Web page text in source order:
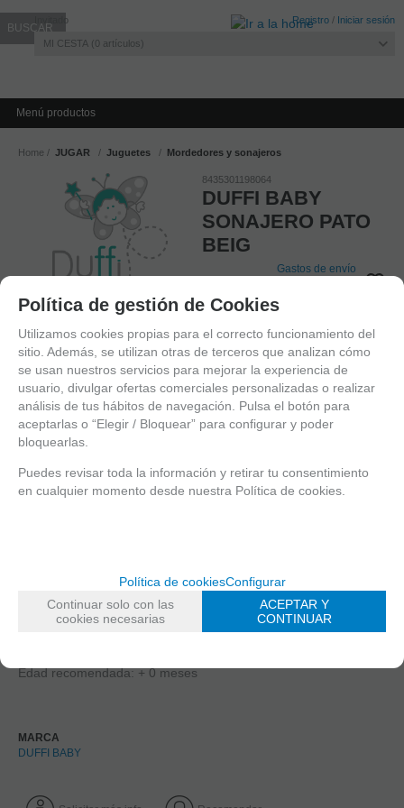
Invitado Registro / Iniciar sesión
MI CESTA 0 artículos
Menú productos
Home JUGAR Juguetes Mordedores y sonajeros
8435301198064
DUFFI BABY
SONAJERO PATO
BEIG
Gastos de envío
9,95 €
Exento de IVA
Muy suave y con sonajero para estimular los sentidos y la
Material suave, cómodo y seguro para el bebé
Edad recomendada: + 0 meses
MARCA
DUFFI BABY
Política de gestión de Cookies
Utilizamos cookies propias para el correcto funcionamiento del
sitio. Además, se utilizan otras de terceros que analizan cómo
se usan nuestros servicios para mejorar la experiencia de
usuario, divulgar ofertas comerciales personalizadas o realizar
análisis de tus hábitos de navegación. Pulsa el botón para
aceptarlas o “Elegir / Bloquear” para configurar y poder
bloquearlas.
Puedes revisar toda la información y retirar tu consentimiento
en cualquier momento desde nuestra Política de cookies.
Política de cookiesConfigurar
Continuar solo con las
cookies necesarias
ACEPTAR Y
CONTINUAR